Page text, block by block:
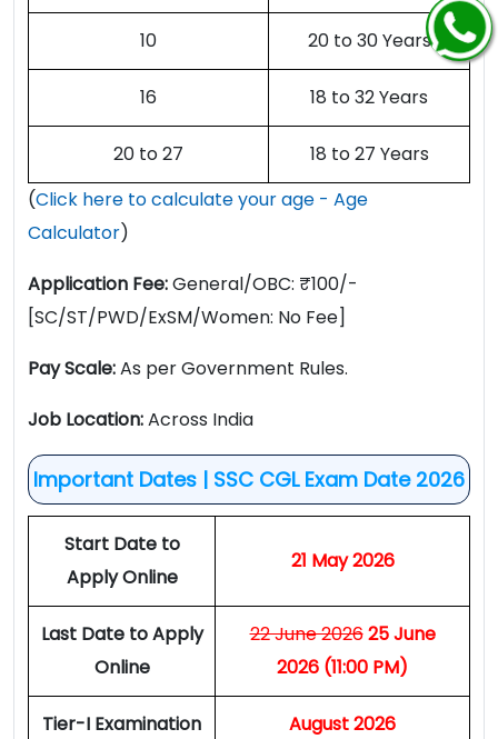
10 20 to 30 Years
16 18 to 32 Years
20 to 27
18 to 27 Years
(Click here to calculate your age - Age
Calculator)
Application Fee:General/OBC: ₹100/-
[SC/ST/PWD/ExSM/Women: No Fee]
Pay Scale:As per Government Rules.
Job Location:Across India
Important Dates | SSC CGL Exam Date 2026
Start Date to
Apply Online
21 May 2026
Last Date to Apply
Online
22 June 202625 June
2026 (11:00 PM)
Tier-I Examination August 2026